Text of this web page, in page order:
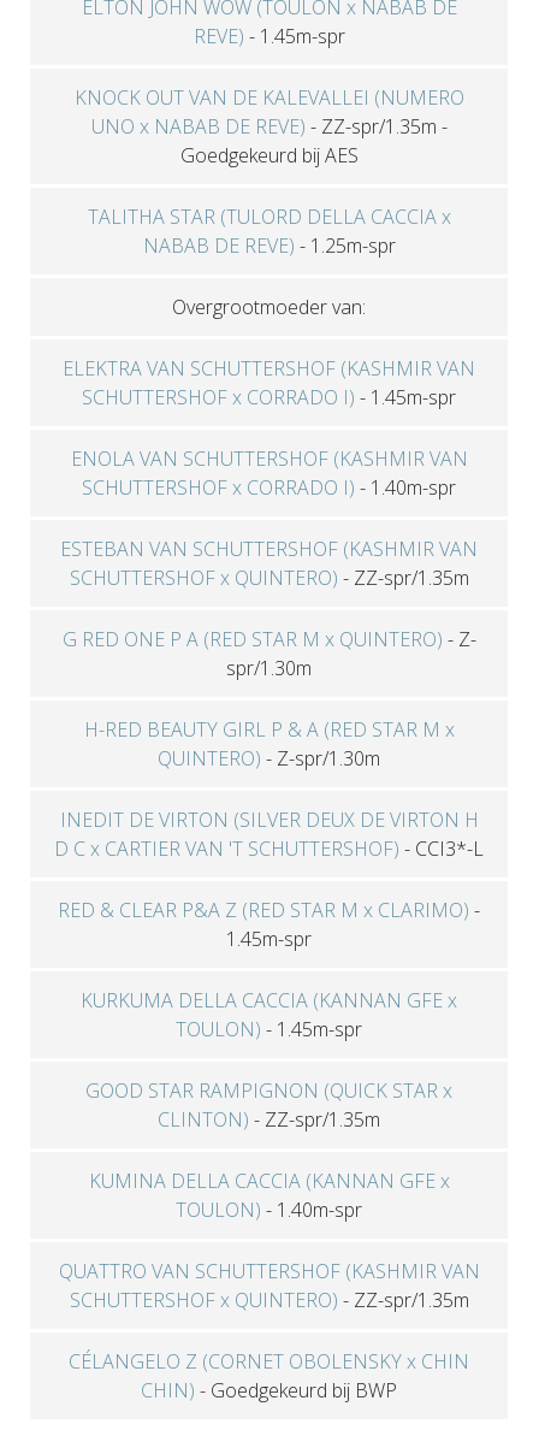
ELTON JOHN WOW (TOULON x NABAB DE
REVE) - 1.45m-spr
KNOCK OUT VAN DE KALEVALLEI (NUMERO
UNO x NABAB DE REVE) - ZZ-spr/1.35m -
Goedgekeurd bij AES
TALITHA STAR (TULORD DELLA CACCIA x
NABAB DE REVE) - 1.25m-spr
Overgrootmoeder van:
ELEKTRA VAN SCHUTTERSHOF (KASHMIR VAN
SCHUTTERSHOF x CORRADO I) - 1.45m-spr
ENOLA VAN SCHUTTERSHOF (KASHMIR VAN
SCHUTTERSHOF x CORRADO I) - 1.40m-spr
ESTEBAN VAN SCHUTTERSHOF (KASHMIR VAN
SCHUTTERSHOF x QUINTERO) - ZZ-spr/1.35m
G RED ONE P A (RED STAR M x QUINTERO) - Z-
spr/1.30m
H-RED BEAUTY GIRL P & A (RED STAR M x
QUINTERO) - Z-spr/1.30m
INEDIT DE VIRTON (SILVER DEUX DE VIRTON H
D C x CARTIER VAN 'T SCHUTTERSHOF) - CCI3*-L
RED & CLEAR P&A Z (RED STAR M x CLARIMO) -
1.45m-spr
KURKUMA DELLA CACCIA (KANNAN GFE x
TOULON) - 1.45m-spr
GOOD STAR RAMPIGNON (QUICK STAR x
CLINTON) - ZZ-spr/1.35m
KUMINA DELLA CACCIA (KANNAN GFE x
TOULON) - 1.40m-spr
QUATTRO VAN SCHUTTERSHOF (KASHMIR VAN
SCHUTTERSHOF x QUINTERO) - ZZ-spr/1.35m
CÉLANGELO Z (CORNET OBOLENSKY x CHIN
CHIN) - Goedgekeurd bij BWP